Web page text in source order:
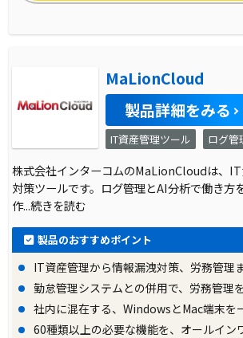
MaLionCloud
製品詳細をみる
IT資産管理ツール ログ管
株式会社インターコムのMaLionCloudは、
対策ツールです。ログ管理とAI分析で働き方
作...続きを読む
製品のおすすめポイント
IT資産管理から情報漏洩対策、労務管理
勤怠管理システムとの併用で、労務管理
社内に混在する、WindowsとMac端末を
60種類以上の必要な機能を、オールイン